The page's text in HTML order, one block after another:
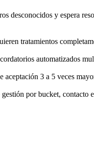
desconocidos y espera
tratamientos
automatizados
3 a 5 veces
por bucket,